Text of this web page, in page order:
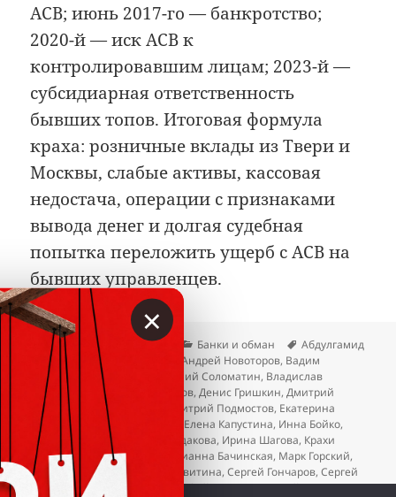
АСВ; июнь 2017-го — банкротство;
2020-й — иск АСВ к
контролировавшим лицам; 2023-й —
субсидиарная ответственность
бывших топов. Итоговая формула
краха: розничные вклады из Твери и
Москвы, слабые активы, кассовая
недостача, операции с признаками
вывода денег и долгая судебная
попытка переложить ущерб с АСВ на
бывших управленцев.
Опубликовано
02.06.2026 Автор
Вкладер Рубрики
Банки и обман Метки
Абдулгамид
Ахмедов
Алексей Гостюхин Андрей Новоторов, Вадим
Сотсков
Виктор Горин Виталий Соломатин, Владислав
Васянкин
Геннадий Трофимов,Денис Гришкин,Дмитрий
Куляко , Дмитрий Наумов Дмитрий Подмостов, Екатерина
Казьмина
Елена Васильева Елена Капустина, Инна Бойко,
Ирина Стефанова
Ирина Судакова, Ирина Шагова, Крахи
банков,Максим Дьяков Марианна Бачинская, Марк Горский,
Михаил Афанасьев
Нина Левитина,Сергей Гончаров,Сергей
Загорцев ,Сергей Юнин Тимофей Хлопотин,Юрий
×